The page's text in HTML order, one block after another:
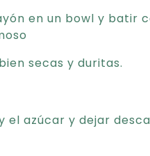
en un bowl y batir
secas y duritas.
el azúcar y dejar